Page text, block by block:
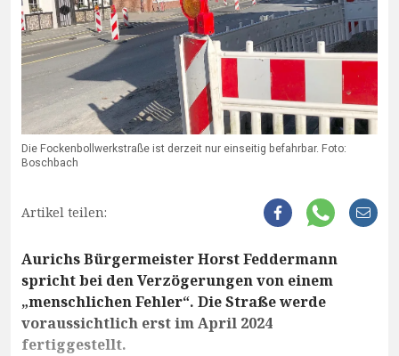
Die Fockenbollwerkstraße ist derzeit nur einseitig befahrbar. Foto:
Boschbach
Artikel teilen:
Aurichs Bürgermeister Horst Feddermann
spricht bei den Verzögerungen von einem
„menschlichen Fehler“. Die Straße werde
voraussichtlich erst im April 2024
fertiggestellt.